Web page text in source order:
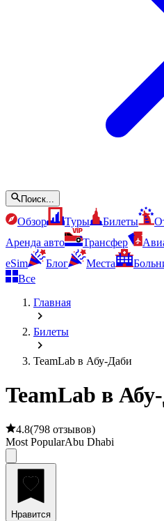
Поиск...
Обзор Туры Билеты
Аренда авто
Трансфер
eSim
Блог Места
Все
Главная
Билеты
TeamLab в Абу-Даби
TeamLab в
4.8(798 отзывов)
Most PopularAbu Dhabi
Нравится